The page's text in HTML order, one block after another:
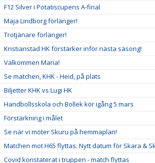
F12 Silver i Potatiscupens A-final
Maja Lindborg förlänger!
Trotjänare förlänger!
Kristianstad HK förstärker inför nästa säsong!
Välkommen Maria!
Se matchen, KHK - Heid, på plats
Biljetter KHK vs Lugi HK
Handbollsskola och Bollek kör igång 5 mars
Förstärkning i målet
Se när vi möter Skuru på hemmaplan!
Matchen mot H65 flyttas. Nytt datum för Skara &
Covid konstaterat i truppen - match flyttas